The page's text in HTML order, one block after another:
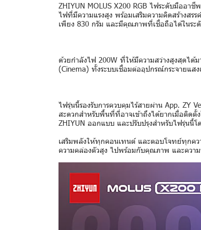
ZHIYUN MOLUS X200 RGB ไฟระดับมืออา
ไฟที่มีความแรงสูง พร้อมเสริมความคิดสร้างส
เพียง 830 กรัม และมีคุณภาพที่เชื่อถือได้ในระ
ด้วยกำลังไฟ 200W ที่ให้มีความสว่างสูงสุดได้
(Cinema) ทั้งระบบเชื่อมต่ออุปกรณ์กระจายแส
ไฟรุ่นนี้รองรับการควบคุมไร้สายผ่าน App. ZY
สะดวกสำหรับพื้นที่ที่อาจเข้าถึงได้ยากเมื่อติดตั้
ZHIYUN ออกแบบ และปรับปรุงสำหรับไฟรุ่นนี้โ
เสริมพลังให้ทุกคอนเทนต์ และตอบโจทย์ทุกคว
ความคล่องตัวสูง ไปพร้อมกับคุณภาพ และควา